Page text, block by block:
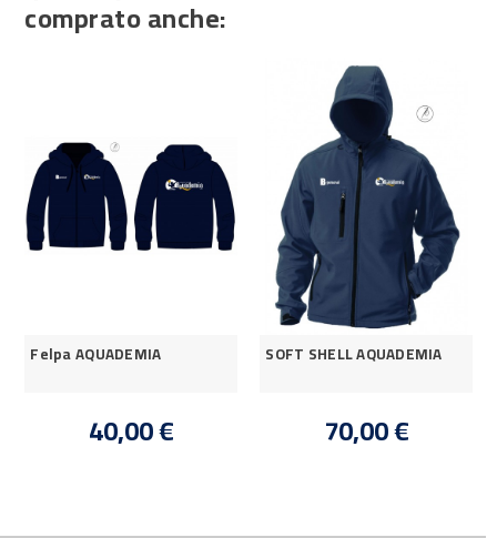
comprato anche:
Felpa AQUADEMIA
40,00 €
SOFT SHELL AQUADEMIA
70,00 €